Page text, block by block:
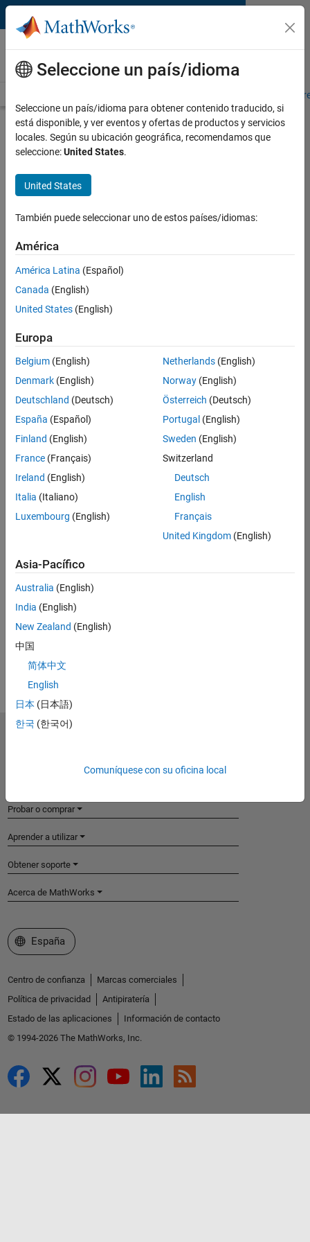
Saltar al contenido
MATLAB and Simulink
Requirements
Product Requirements &
Platform Availability for
Statistics and Machine
Learning Toolbox
Mac,Windows
Product Requirements
code for model predictions
Fixed-point Designer required for generating
fixed-point C/C++ code
Simulink required to use machine learning block
library
Eligible for Use with MATLAB Compiler and
Simulink Compiler
Yes - see details
Toolbox and MATLAB Parallel Server
Introduced before R2006a
View requirements for another product:
Select product
Seleccione un país/idioma
Seleccione un país/idioma para obtener contenido traducido, si
está disponible, y ver eventos y ofertas de productos y servicios
locales. Según su ubicación geográfica, recomendamos que
seleccione:United States.
United States
También puede seleccionar uno de estos países/idiomas:
América
América Latina (Español)
Canada (English)
United States (English)
Europa
Belgium (English)
Denmark (English)
Deutschland (Deutsch)
España (Español)
Finland (English)
France (Français)
Ireland (English)
Italia (Italiano)
Luxembourg (English)
Netherlands(English)
Norway(English)
Österreich (Deutsch)
Portugal (English)
Sweden (English)
Switzerland
Deutsch
English
Français
United Kingdom(English)
Asia-Pacífico
Australia (English)
India (English)
New Zealand (English)
中国
简体中文
English
日本 (日本語)
한국 (한국어)
Comuníquese con su oficina local
Probar o comprar
Aprender a utilizar
Obtener soporte
Acerca de MathWorks
Seleccione un país/idioma
España
Centro de confianza
Marcas comerciales
Política de privacidad
Antipiratería
Estado de las aplicaciones
Información de contacto
© 1994-2026 The MathWorks, Inc.